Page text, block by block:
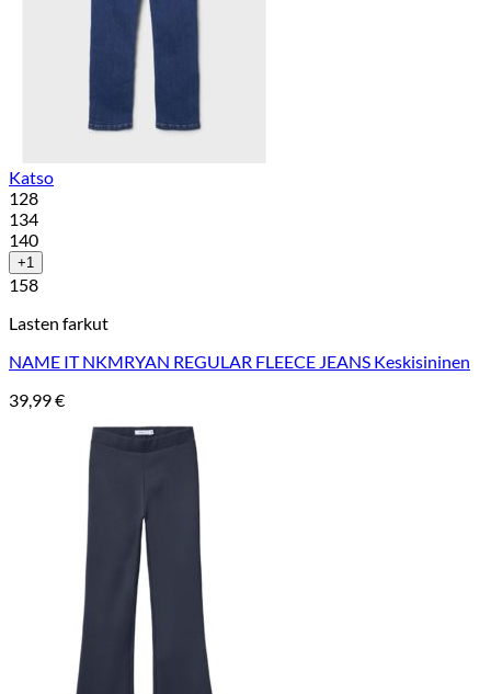
Katso
128
134
140
+1
158
Lasten farkut
NAME IT NKMRYAN REGULAR FLEECE JEANS Keskisininen
39,99€